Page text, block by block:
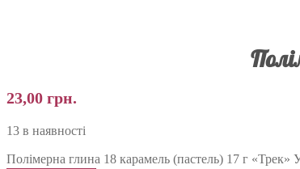
23,00 грн.
13 в наявності
Полімерна глина 18 карамель (пастель) 17 г «Трек»